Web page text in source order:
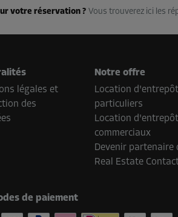
votre réservation ? Vous trouverez ici les
légales et
des
Notre offre
Location
particuliers
Location
commerciaux
Devenir partenaire
Real Estate
de paiement